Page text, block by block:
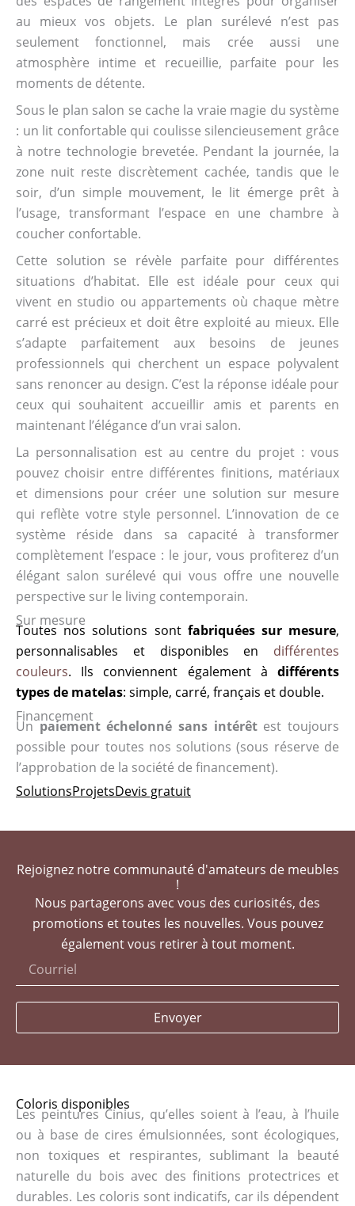
au mieux vos objets. Le plan surélevé n’est pas
seulement fonctionnel, mais crée aussi une
atmosphère intime et recueillie, parfaite pour les
moments de détente.
Sous le plan salon se cache la vraie magie du système
: un lit confortable qui coulisse silencieusement grâce
à notre technologie brevetée. Pendant la journée, la
zone nuit reste discrètement cachée, tandis que le
soir, d’un simple mouvement, le lit émerge prêt à
l’usage, transformant l’espace en une chambre à
coucher confortable.
Cette solution se révèle parfaite pour différentes
situations d’habitat. Elle est idéale pour ceux qui
vivent en studio ou appartements où chaque mètre
carré est précieux et doit être exploité au mieux. Elle
s’adapte parfaitement aux besoins de jeunes
professionnels qui cherchent un espace polyvalent
sans renoncer au design. C’est la réponse idéale pour
ceux qui souhaitent accueillir amis et parents en
maintenant l’élégance d’un vrai salon.
La personnalisation est au centre du projet : vous
pouvez choisir entre différentes finitions, matériaux
et dimensions pour créer une solution sur mesure
qui reflète votre style personnel. L’innovation de ce
système réside dans sa capacité à transformer
complètement l’espace : le jour, vous profiterez d’un
élégant salon surélevé qui vous offre une nouvelle
perspective sur le living contemporain.
Sur mesure
Toutes nos solutions sont fabriquées sur mesure,
personnalisables et disponibles en différentes
couleurs. Ils conviennent également à différents
types de matelas: simple, carré, français et double.
Financement
Unpaiement échelonné sans intérêtest toujours
possible pour toutes nos solutions (sous réserve de
l’approbation de la société de financement).
SolutionsProjetsDevis gratuit
Rejoignez notre communauté d'amateurs de meubles
!
Nous partagerons avec vous des curiosités, des
promotions et toutes les nouvelles. Vous pouvez
également vous retirer à tout moment.
Envoyer
Coloris disponibles
Les peintures Cinius, qu’elles soient à l’eau, à l’huile
ou à base de cires émulsionnées, sont écologiques,
non toxiques et respirantes, sublimant la beauté
naturelle du bois avec des finitions protectrices et
durables. Les coloris sont indicatifs, car ils dépendent